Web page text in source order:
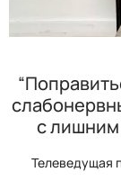
с
Телеведущая